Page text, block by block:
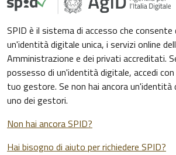
SPID è il sistema di accesso che consente
un'identità digitale unica, i servizi online
Amministrazione e dei privati accreditati.
possesso di un'identità digitale, accedi con
tuo gestore. Se non hai ancora un'identità
uno dei gestori.
Non hai ancora SPID?
Hai bisogno di aiuto per richiedere SPID?